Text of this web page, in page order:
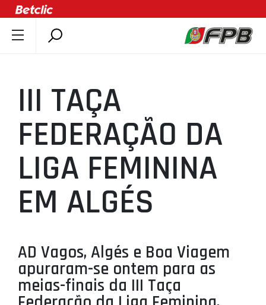
ÚLTIMAS
COMPETIÇÕES
ASSOCIAÇÕES
CLUBES
AGENTES
AGENDA
MINIBASQUETE
ÁREA TÉCNICA
PROJETOS
III TAÇA
FEDERAÇÃO DA
LIGA FEMININA
EM ALGÉS
AD Vagos, Algés e Boa Viagem
apuraram-se ontem para as
meias-finais da III Taça